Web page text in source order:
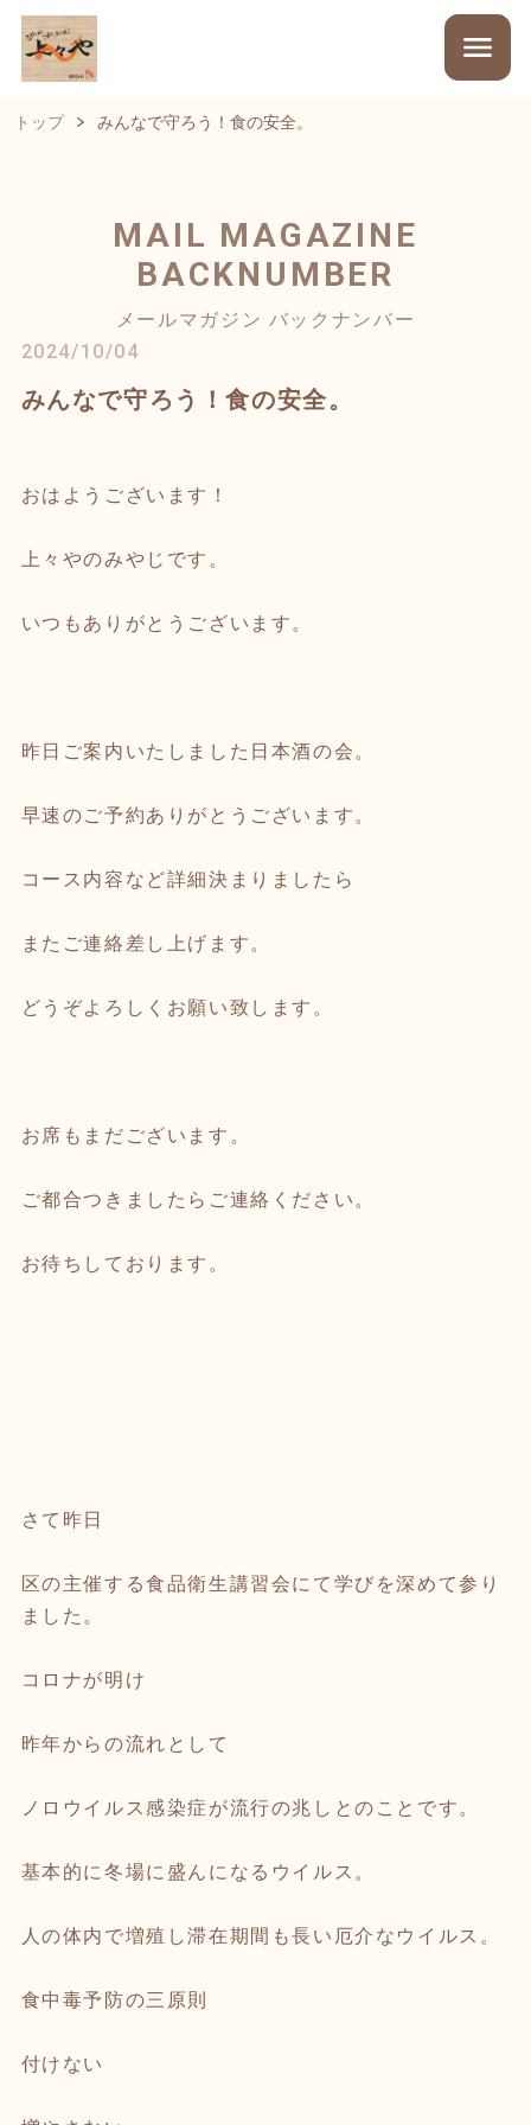
トップ みんなで守ろう！食の安全。
MAIL MAGAZINE
BACKNUMBER
メールマガジン バックナンバー
2024/10/04
みんなで守ろう！食の安全。
おはようございます！
上々やのみやじです。
いつもありがとうございます。
昨日ご案内いたしました日本酒の会。
早速のご予約ありがとうございます。
コース内容など詳細決まりましたら
またご連絡差し上げます。
どうぞよろしくお願い致します。
お席もまだございます。
ご都合つきましたらご連絡ください。
お待ちしております。
さて昨日
区の主催する食品衛生講習会にて学びを深めて参り
ました。
コロナが明け
昨年からの流れとして
ノロウイルス感染症が流行の兆しとのことです。
基本的に冬場に盛んになるウイルス。
人の体内で増殖し滞在期間も長い厄介なウイルス。
食中毒予防の三原則
付けない